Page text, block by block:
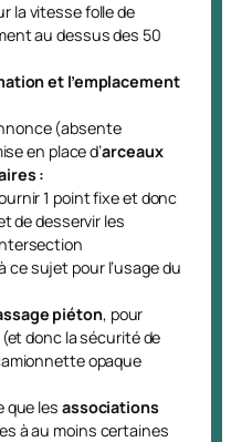
la vitesse folle de
au dessus des 50
et l’emplacement
(absente
en place d’arceaux
:
1 point fixe et donc
de desservir les
sujet pour l’usage du
piéton, pour
donc la sécurité de
opaque
que les associations
à au moins certaines